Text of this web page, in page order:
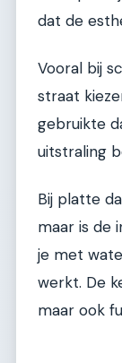
dat de
Vooral bij
straat
gebruikte
uitstraling
Bij platte
maar is de
je met
werkt. De
maar ook